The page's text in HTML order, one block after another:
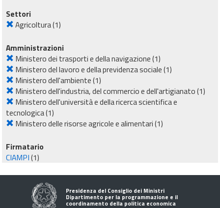
Settori
Agricoltura(1)
Amministrazioni
Ministero dei trasporti e della navigazione(1)
Ministero del lavoro e della previdenza sociale(1)
Ministero dell'ambiente(1)
Ministero dell'industria, del commercio e dell'artigianato(1)
Ministero dell'università e della ricerca scientifica e
tecnologica(1)
Ministero delle risorse agricole e alimentari(1)
Firmatario
CIAMPI(1)
Presidenza del Consiglio dei Ministri
Dipartimento per la programmazione e il
coordinamento della politica economica